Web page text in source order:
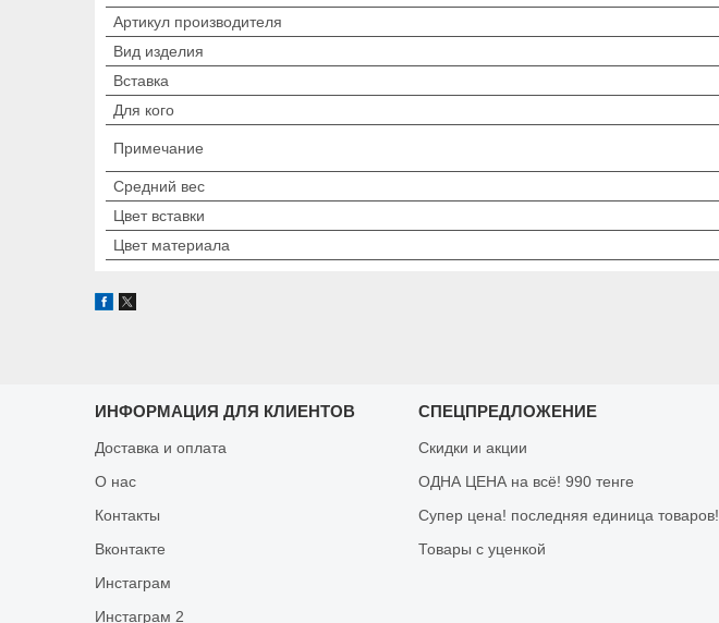
Артикул производителя
Вид изделия
Вставка
Для кого
Примечание
Средний вес
Цвет вставки
Цвет материала
ИНФОРМАЦИЯ ДЛЯ КЛИЕНТОВ
Доставка и оплата
О нас
Контакты
Вконтакте
Инстаграм
Инстаграм 2
СПЕЦПРЕДЛОЖЕНИЕ
Скидки и акции
ОДНА ЦЕНА на всё! 990 тенге
Супер цена! последняя единица товаров!
Товары с уценкой